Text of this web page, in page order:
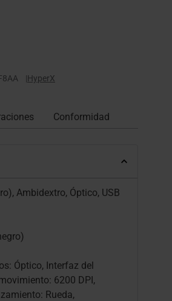
|HyperX
Conformidad
Ambidextro, Óptico, USB
Óptico, Interfaz del
6200 DPI,
Rueda,